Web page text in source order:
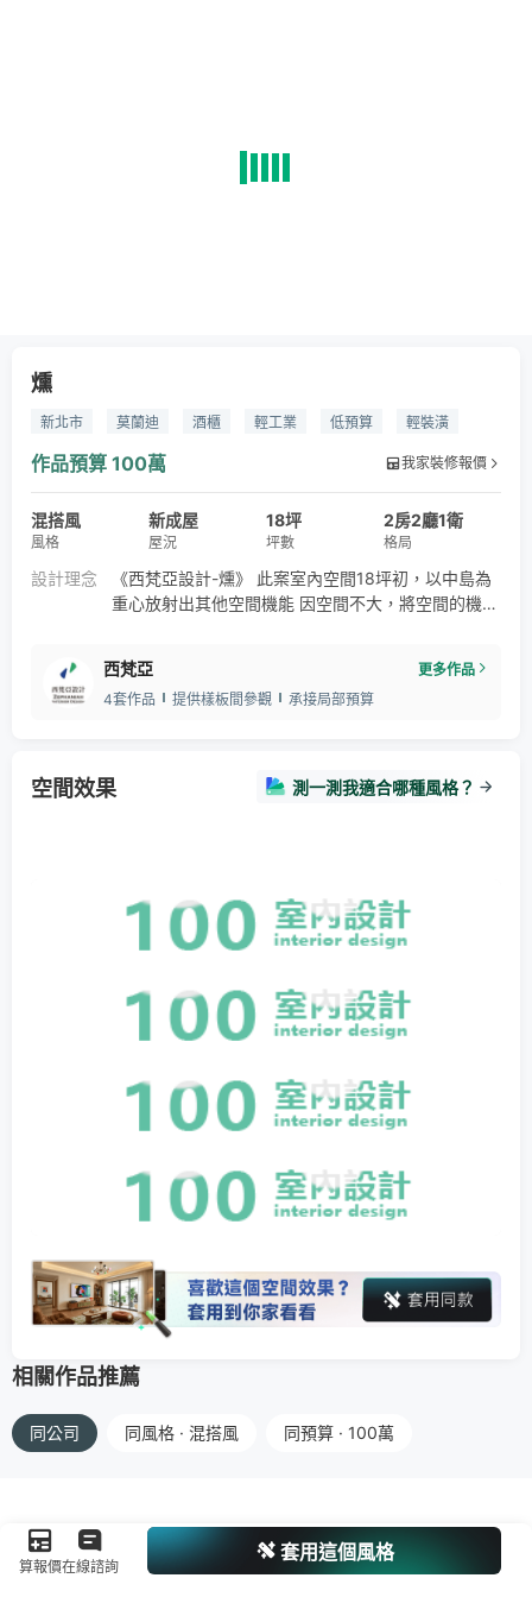
燻
新北市 莫蘭迪 酒櫃 輕工業 低預算
輕裝潢
木百頁簾
系統櫃 洞洞板 輕水模
作品預算 100萬 我家裝修報價
混搭風
風格
新成屋
屋況
18坪
坪數
2房2廳1衛
格局
設計理念
《西梵亞設計-燻》 此案室內空間18坪初，以中島為
重心放射出其他空間機能 因空間不大，將空間的機能
一個造景
西梵亞
更多作品
4套作品
提供樣板間參觀 承接局部預算
空間效果 測一測我適合哪種風格？
相關作品推薦
同公司 同風格 · 混搭風 同預算 · 100萬
算報價在線諮詢
套用這個風格